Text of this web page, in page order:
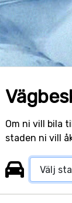
Om ni vill bila
staden ni vill